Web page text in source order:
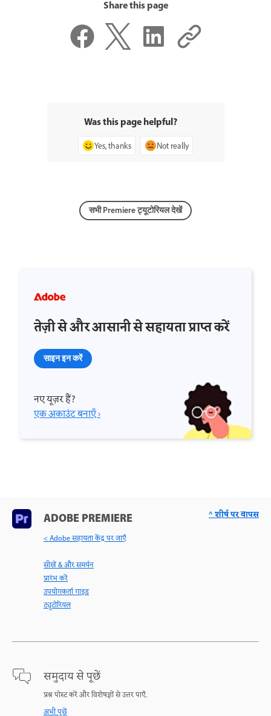
Share this page
Was this page helpful?
Yes, thanks Not really
सभी Premiere ट्यूटोरियल देखें
तेज़ी से और आसानी से सहायता प्राप्त करें
साइन इन करें
नए यूज़र हैं?
एक अकाउंट बनाएँ ›
ADOBE PREMIERE
< Adobe सहायता केंद्र पर जाएँ
सीखें & और समर्थन
प्रारंभ करें
उपयोगकर्ता गाइड
ट्यूटोरियल
समुदाय से पूछें
प्रश्न पोस्ट करें और विशेषज्ञों से उत्तर पाएँ.
अभी पूछें
^ शीर्ष पर वापस